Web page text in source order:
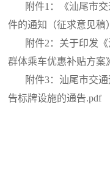
附件1：《汕尾市
件的通知（征求意见稿
附件2：关于印发
群体乘车优惠补贴方案
附件3：汕尾市交
告标牌设施的通告.pdf